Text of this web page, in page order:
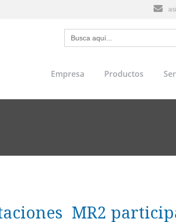
Search
for:
Empresa Productos
MR2